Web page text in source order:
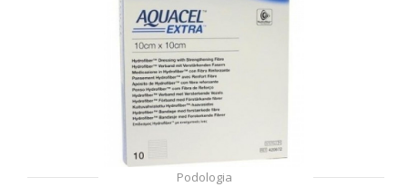
Podologia